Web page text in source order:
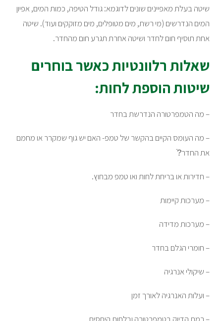
שיטה בעלת מאפיינים שונים לדוגמא: גודל הטיפה, כמות המים, אפיון
המים הנדרשים (מי רשת, מים מטופלים, מים מזוקקים ועוד). שיטה
אחת תוסיף חום לחדר ושיטה אחרת תגרע חום מהחדר.
שאלות רלוונטיות כאשר בוחרים
שיטות הוספת לחות:
– מה הטמפרטורה הנדרשת בחדר
– מה העומס הקיים בהקשר של טמפ- האם יש גוף שמקרר או מחמם
את החדר?ֿ
– חדירות או בריחת לחות ואו טמפ מבחוץ.
– מערכות קיימות
– מערכות מדידה
– חומרי הגלם בחדר
– שיקולי אנרגיה
– ועלות האנרגיה לאורך זמן